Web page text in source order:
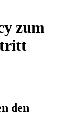
zum
den